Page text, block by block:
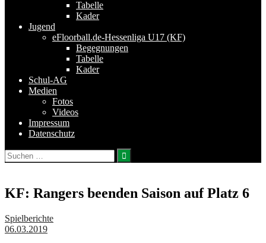
Tabelle
Kader
Jugend
eFloorball.de-Hessenliga U17 (KF)
Begegnungen
Tabelle
Kader
Schul-AG
Medien
Fotos
Videos
Impressum
Datenschutz
Suchen
nach:
KF: Rangers beenden Saison auf Platz 6
Spielberichte
06.03.2019